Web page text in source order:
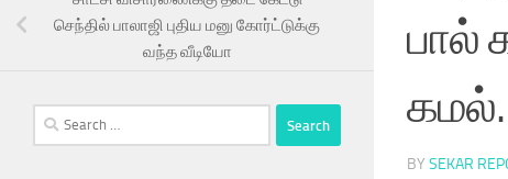
பால்
கமல்.
BY SEKAR
செந்தில் பாலாஜி புதிய மனு கோர்ட்டுக்கு
வந்த வீடியோ
Search
for: